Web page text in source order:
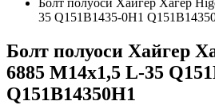
35 Q151B1435-0H1
Болт полуоси Хайгер
6885 M14x1,5 L-35
Q151B14350H1